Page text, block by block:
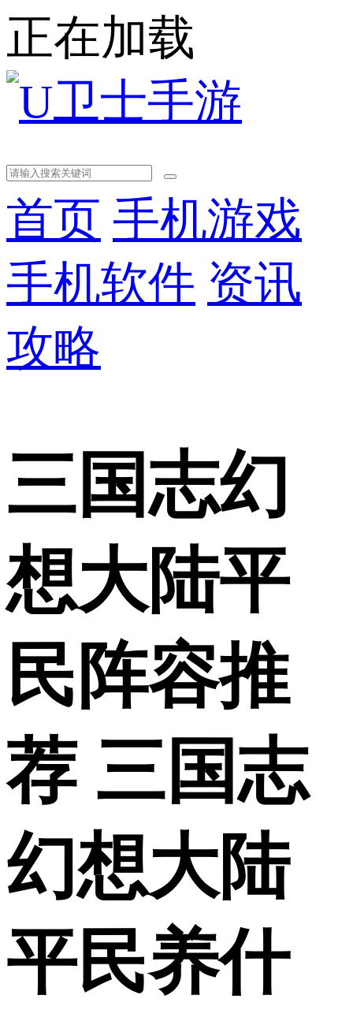
正在加载
首页 手机游戏
手机软件 资讯
攻略
三国志幻
想大陆平
民阵容推
荐 三国志
幻想大陆
平民养什